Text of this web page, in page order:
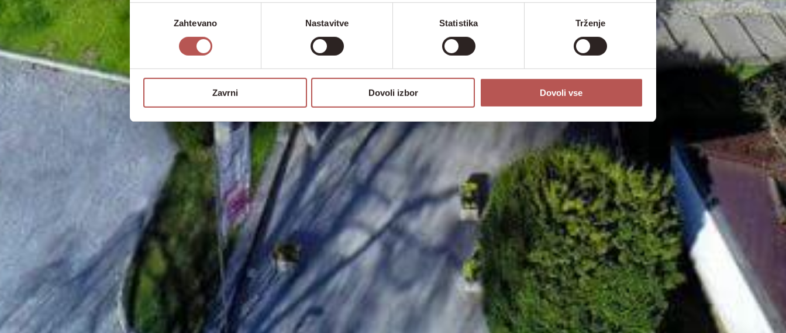
Zahtevano Nastavitve Statistika Trženje
Zavrni Dovoli izbor Dovoli vse